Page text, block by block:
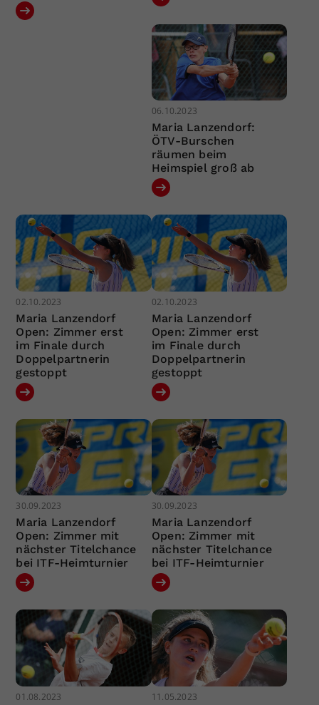
06.10.2023
Maria Lanzendorf:
ÖTV-Burschen
räumen beim
Heimspiel groß ab
02.10.2023
Maria Lanzendorf
Open: Zimmer erst
im Finale durch
Doppelpartnerin
gestoppt
02.10.2023
Maria Lanzendorf
Open: Zimmer erst
im Finale durch
Doppelpartnerin
gestoppt
30.09.2023
Maria Lanzendorf
Open: Zimmer mit
nächster Titelchance
bei ITF-Heimturnier
30.09.2023
Maria Lanzendorf
Open: Zimmer mit
nächster Titelchance
bei ITF-Heimturnier
01.08.2023 11.05.2023